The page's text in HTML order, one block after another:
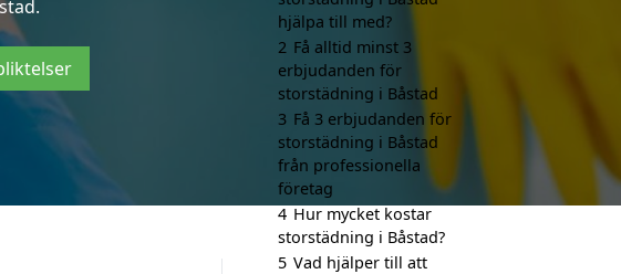
hjälpa till med?
2 Få alltid minst 3
erbjudanden för
storstädning i Båstad
3 Få 3 erbjudanden för
storstädning i Båstad
från professionella
företag
4 Hur mycket kostar
storstädning i Båstad?
5 Vad hjälper till att